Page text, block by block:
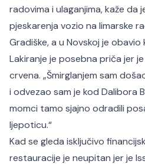
radovima i ulaganjima, kaže
pjeskarenja vozio na limarske
Gradiške, a u Novskoj je
Lakiranje je posebna priča jer
crvena. „Šmirglanjem sam
i odvezao sam je kod Dalibora
momci tamo sjajno odradili
ljepoticu.“
Kad se gleda isključivo
restauracije je neupitan jer je